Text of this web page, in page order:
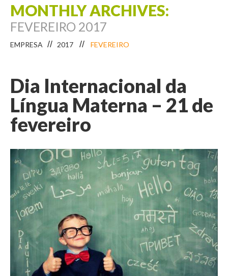
MONTHLY ARCHIVES:
FEVEREIRO 2017
EMPRESA 2017 FEVEREIRO
Dia Internacional da
Língua Materna – 21 de
fevereiro